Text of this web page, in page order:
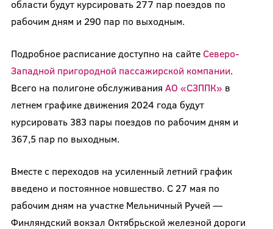
области будут курсировать 277 пар поездов по
рабочим дням и 290 пар по выходным.
Подробное расписание доступно на сайте Северо-
Западной пригородной пассажирской компании.
Всего на полигоне обслуживания АО «СЗППК» в
летнем графике движения 2024 года будут
курсировать 383 пары поездов по рабочим дням и
367,5 пар по выходным.
Вместе с переходов на усиленный летний график
введено и постоянное новшество. С 27 мая по
рабочим дням на участке Мельничный Ручей —
Финляндский вокзал Октябрьской железной дороги